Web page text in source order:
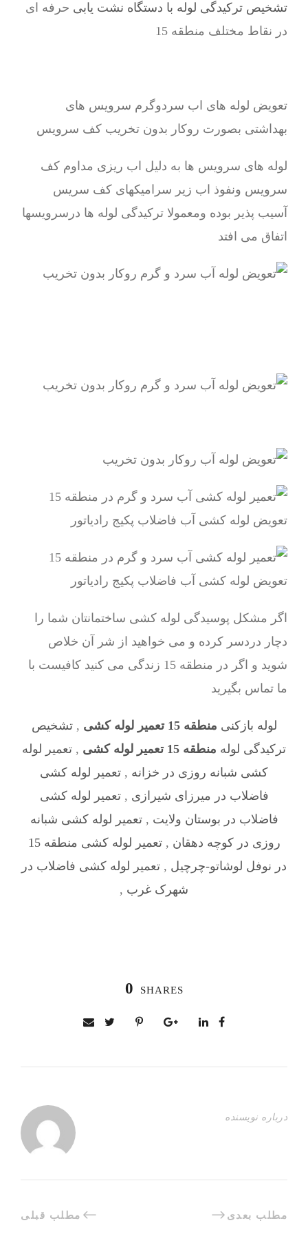
تشخیص ترکیدگی لوله با دستگاه نشت یابی حرفه ای
در نقاط مختلف منطقه 15
تعویض لوله های اب سردوگرم سرویس های
بهداشتی بصورت روکار بدون تخریب کف سرویس
لوله های سرویس ها به دلیل اب ریزی مداوم کف
سرویس ونفوذ اب زیر سرامیکهای کف سریس
آسیب پذیر بوده ومعمولا ترکیدگی لوله ها درسرویسها
اتفاق می افتد
اگر مشکل پوسیدگی لوله کشی ساختمانتان شما را
دچار دردسر کرده و می خواهید از شر آن خلاص
شوید و اگر در منطقه 15 زندگی می کنید کافیست با
ما تماس بگیرید
لوله بازکنی منطقه 15 تعمیر لوله کشی ,تشخیص
ترکیدگی لوله منطقه 15 تعمیر لوله کشی , تعمیر لوله
کشی شبانه روزی در خزانه , تعمیر لوله کشی
فاضلاب در میرزای شیرازی ,تعمیر لوله کشی
فاضلاب در بوستان ولایت ,تعمیر لوله کشی شبانه
روزی در کوچه دهقان ,
تعمیر لوله کشی منطقه 15
در نوفل لوشاتو-چرچیل , تعمیر لوله کشی فاضلاب در
شهرک غرب ,
0 SHARES
درباره نویسنده
مطلب قبلی مطلب بعدی